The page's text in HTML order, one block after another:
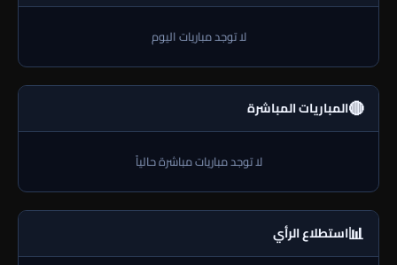
لا توجد مباريات اليوم
🔴المباريات المباشرة
لا توجد مباريات مباشرة حالياً
📊استطلاع الرأي